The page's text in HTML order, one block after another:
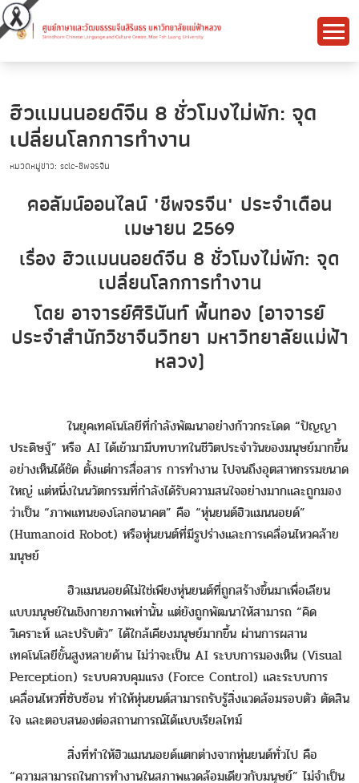
ฮิวแมนนอยด์จีน 8 ชั่วโมงไม่พัก: จุด
เปลี่ยนโลกการทำงาน
หมวดหมู่ข่าว: sclc-ชีพจรจีน
คอลัมน์ออนไลน์ "ชีพจรจีน" ประจำเดือน
เมษายน 2569
เรื่อง ฮิวแมนนอยด์จีน 8 ชั่วโมงไม่พัก: จุด
เปลี่ยนโลกการทำงาน
โดย อาจารย์ศิรินันท์ พื้นทอง (อาจารย์
ประจำสำนักวิชาจีนวิทยา มหาวิทยาลัยแม่ฟ้า
หลวง)
ในยุคเทคโนโลยีที่กำลังพัฒนาอย่างก้าวกระโดด “ปัญญา
ประดิษฐ์” หรือ AI ได้เข้ามามีบทบาทในชีวิตประจำวันของมนุษย์มากขึ้น
อย่างเห็นได้ชัด ตั้งแต่การสื่อสาร การทำงาน ไปจนถึงอุตสาหกรรมขนาด
ใหญ่ แต่หนึ่งในนวัตกรรมที่กำลังได้รับความสนใจอย่างมากและถูกมอง
ว่าเป็น “ภาพแทนของโลกอนาคต” คือ “หุ่นยนต์ฮิวแมนนอยด์”
(Humanoid Robot) หรือหุ่นยนต์ที่มีรูปร่างและการเคลื่อนไหวคล้าย
มนุษย์
ฮิวแมนนอยด์ไม่ใช่เพียงหุ่นยนต์ที่ถูกสร้างขึ้นมาเพื่อเลียน
แบบมนุษย์ในเชิงกายภาพเท่านั้น แต่ยังถูกพัฒนาให้สามารถ “คิด
วิเคราะห์ และปรับตัว” ได้ใกล้เคียงมนุษย์มากขึ้น ผ่านการผสาน
เทคโนโลยีขั้นสูงหลายด้าน ไม่ว่าจะเป็น AI ระบบการมองเห็น (Visual
Perception) ระบบควบคุมแรง (Force Control) และระบบการ
เคลื่อนไหวที่ซับซ้อน ทำให้หุ่นยนต์สามารถรับรู้สิ่งแวดล้อมรอบตัว ตัดสิน
ใจ และตอบสนองต่อสถานการณ์ได้แบบเรียลไทม์
สิ่งที่ทำให้ฮิวแมนนอยด์แตกต่างจากหุ่นยนต์ทั่วไป คือ
“ความสามารถในการทำงานในสภาพแวดล้อมเดียวกับมนุษย์” ไม่จำเป็น